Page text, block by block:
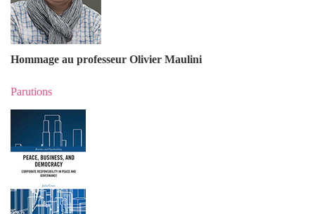
Hommage au professeur Olivier Maulini
Parutions